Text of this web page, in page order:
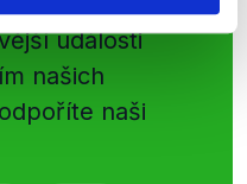
události
našich
naši